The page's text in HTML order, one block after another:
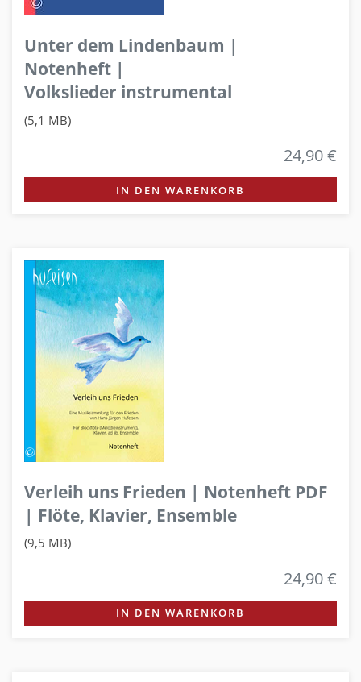
Unter dem Lindenbaum |
Notenheft |
Volkslieder instrumental
(5,1 MB)
24,90 €
IN DEN WARENKORB
Verleih uns Frieden | Notenheft PDF
| Flöte, Klavier, Ensemble
(9,5 MB)
24,90 €
IN DEN WARENKORB